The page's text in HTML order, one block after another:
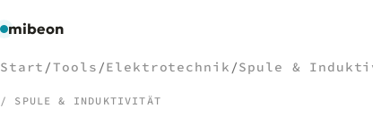
mibeon
Start /Tools /Elektrotechnik /Spule &
/ SPULE & INDUKTIVITÄT